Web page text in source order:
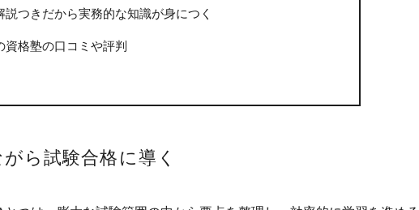
つきだから実務的な知識が身につく
格塾の口コミや評判
ら試験合格に導く